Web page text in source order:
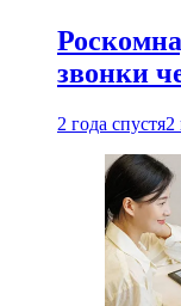
звонки
2 года спустя2